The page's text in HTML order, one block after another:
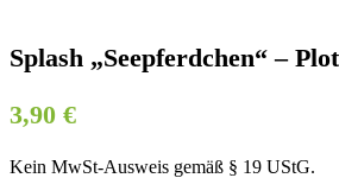
Splash „Seepferdchen“ –
3,90 €
Kein MwSt-Ausweis gemäß § 19 UStG.